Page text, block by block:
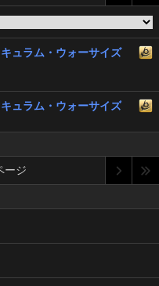
ュラム・ウォーサイズ
ュラム・ウォーサイズ
ージ